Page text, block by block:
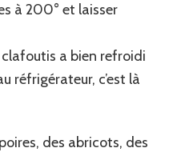
à 200° et laisser
a bien refroidi
réfrigérateur, c’est là
des abricots, des